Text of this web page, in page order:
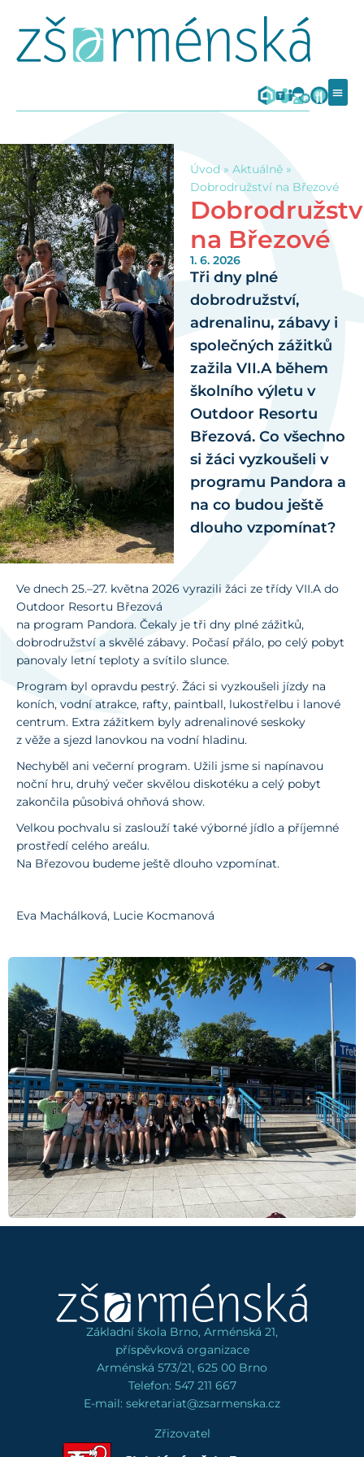
Úvod » Aktuálně»
Dobrodružství na Březové
na Březové
1. 6. 2026
Tři dny plné
dobrodružství,
adrenalinu, zábavy i
společných zážitků
zažila VII.A během
školního výletu v
Outdoor Resortu
Březová. Co všechno
si žáci vyzkoušeli v
programu Pandora a
na co budou ještě
dlouho vzpomínat?
Ve dnech 25.–27. května 2026 vyrazili žáci ze třídy VII.A do
Outdoor Resortu Březová
na program Pandora. Čekaly je tři dny plné zážitků,
dobrodružství a skvělé zábavy. Počasí přálo, po celý pobyt
panovaly letní teploty a svítilo slunce.
Program byl opravdu pestrý. Žáci si vyzkoušeli jízdy na
koních, vodní atrakce, rafty, paintball, lukostřelbu i lanové
centrum. Extra zážitkem byly adrenalinové seskoky
z věže a sjezd lanovkou na vodní hladinu.
Nechyběl ani večerní program. Užili jsme si napínavou
noční hru, druhý večer skvělou diskotéku a celý pobyt
zakončila působivá ohňová show.
Velkou pochvalu si zaslouží také výborné jídlo a příjemné
prostředí celého areálu.
Na Březovou budeme ještě dlouho vzpomínat.
Eva Machálková, Lucie Kocmanová
Základní škola Brno, Arménská 21,
příspěvková organizace
Arménská 573/21, 625 00 Brno
Telefon: 547 211 667
E-mail: sekretariat@zsarmenska.cz
Zřizovatel